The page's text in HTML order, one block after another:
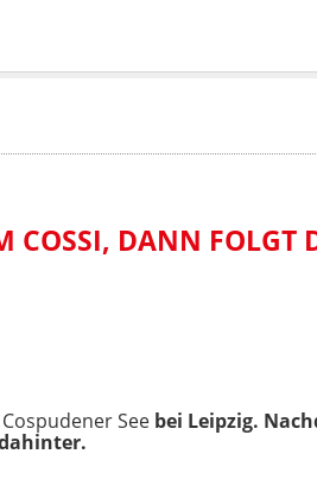
COSSI, DANN FOLGT
Cospudener See bei Leipzig.